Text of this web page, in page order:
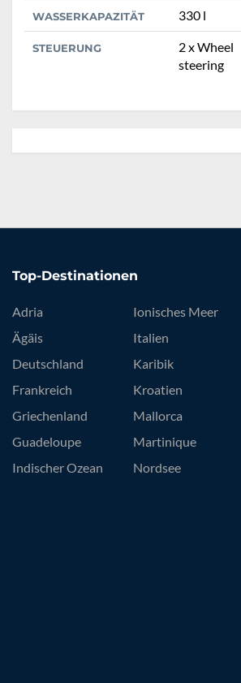
WASSERKAPAZITÄT 330 l
STEUERUNG
2 x Wheel
steering
Top-Destinationen
Adria
Ägäis
Deutschland
Frankreich
Griechenland
Guadeloupe
Indischer Ozean
Ionisches Meer
Italien
Karibik
Kroatien
Mallorca
Martinique
Nordsee